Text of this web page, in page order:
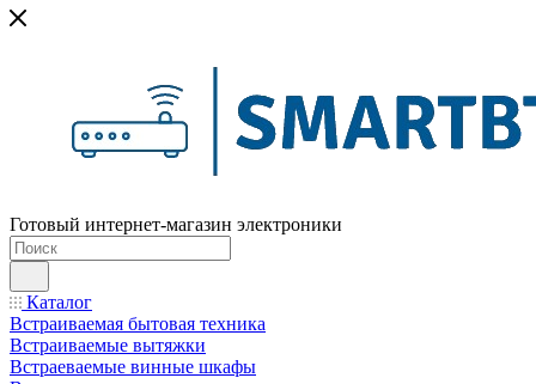
Готовый интернет-магазин электроники
Каталог
Встраиваемая бытовая техника
Встраиваемые вытяжки
Встраеваемые винные шкафы